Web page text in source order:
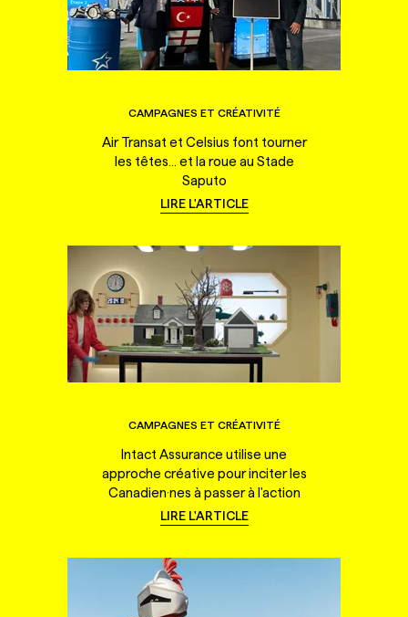
CAMPAGNES ET CRÉATIVITÉ
Air Transat et Celsius font tourner
les têtes... et la roue au Stade
Saputo
LIRE L'ARTICLE
CAMPAGNES ET CRÉATIVITÉ
Intact Assurance utilise une
approche créative pour inciter les
Canadien·nes à passer à l'action
LIRE L'ARTICLE